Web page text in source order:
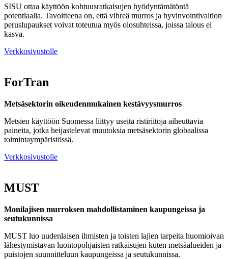
SISU ottaa käyttöön kohtuusratkaisujen hyödyntämätöntä
potentiaalia. Tavoitteena on, että vihreä murros ja hyvinvointivaltion
peruslupaukset voivat toteutua myös olosuhteissa, joissa talous ei
kasva.
Verkkosivustolle
ForTran
Metsäsektorin oikeudenmukainen kestävyysmurros
Metsien käyttöön Suomessa liittyy useita ristiriitoja aiheuttavia
paineita, jotka heijastelevat muutoksia metsäsektorin globaalissa
toimintaympäristössä.
Verkkosivustolle
MUST
Monilajisen murroksen mahdollistaminen kaupungeissa ja
seutukunnissa
MUST luo uudenlaisen ihmisten ja toisten lajien tarpeita huomioivan
lähestymistavan luontopohjaisten ratkaisujen kuten metsäalueiden ja
puistojen suunnitteluun kaupungeissa ja seutukunnissa.